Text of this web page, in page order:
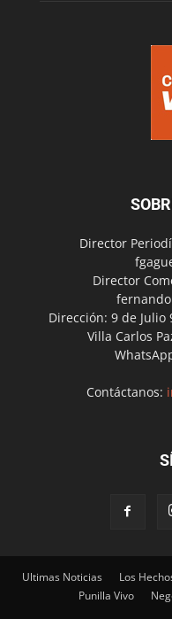
Director
Director
Dirección: 9 de Julio
Villa Carlos
Contáctanos:
Ultimas Noticias Los
Punilla Vivo